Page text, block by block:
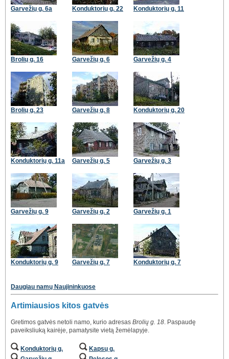
Garvežių g. 6a Konduktorių g. 22 Konduktorių g. 11
Brolių g. 16 Garvežių g. 6 Garvežių g. 4
Brolių g. 23 Garvežių g. 8 Konduktorių g. 20
Konduktorių g. 11a Garvežių g. 5 Garvežių g. 3
Garvežių g. 9 Garvežių g. 2 Garvežių g. 1
Konduktorių g. 9 Garvežių g. 7 Konduktorių g. 7
Daugiau namų Naujininkuose
Artimiausios kitos gatvės
Gretimos gatvės netoli namo, kurio adresas Brolių g. 18. Paspaudę
paveiksliuką kairėje, pamatysite vietą žemėlapyje.
Konduktorių g.
Kapsų g.